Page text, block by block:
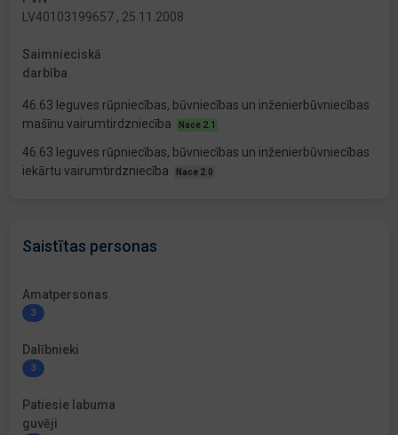
LV40103199657 , 25.11.2008
Saimnieciskā
darbība
46.63 Ieguves rūpniecības, būvniecības un inženierbūvniecības
mašīnu vairumtirdzniecība
Nace 2.1
46.63 Ieguves rūpniecības, būvniecības un inženierbūvniecības
iekārtu vairumtirdzniecība
Nace 2.0
Saistītas personas
Amatpersonas
3
Dalībnieki
3
Patiesie labuma
guvēji